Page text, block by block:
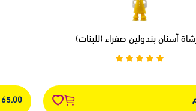
أسنان بندولين صفراء (للبنات)
65.00 ج م